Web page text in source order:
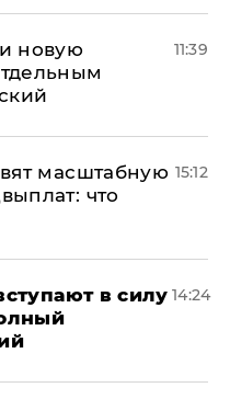
новую
11:39
масштабную
что
15:12
в силу 14:24